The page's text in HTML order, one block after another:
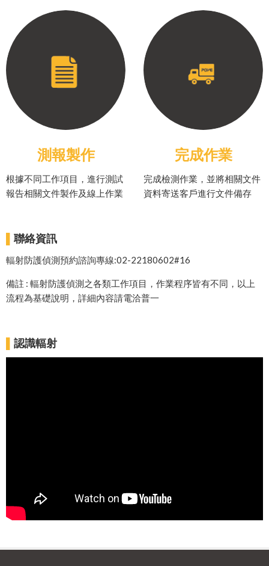
測報製作
根據不同工作項目，進行測試
報告相關文件製作及線上作業
完成作業
完成檢測作業，並將相關文件
資料寄送客戶進行文件備存
聯絡資訊
輻射防護偵測預約諮詢專線:02-22180602#16
備註 : 輻射防護偵測之各類工作項目，作業程序皆有不同，以上
流程為基礎說明，詳細內容請電洽普一
認識輻射